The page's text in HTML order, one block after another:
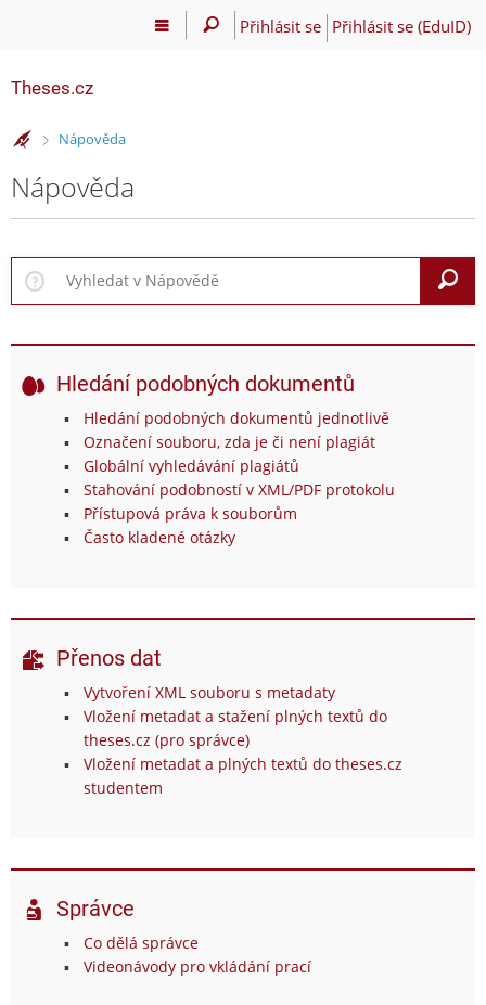
Přihlásit se Přihlásit se (EduID)
Theses.cz
>Nápověda
Nápověda
Hledání podobných dokumentů
Hledání podobných dokumentů jednotlivě
Označení souboru, zda je či není plagiát
Globální vyhledávání plagiátů
Stahování podobností v XML/PDF protokolu
Přístupová práva k souborům
Často kladené otázky
Přenos dat
Vytvoření XML souboru s metadaty
Vložení metadat a stažení plných textů do
theses.cz (pro správce)
Vložení metadat a plných textů do theses.cz
studentem
Správce
Co dělá správce
Videonávody pro vkládání prací